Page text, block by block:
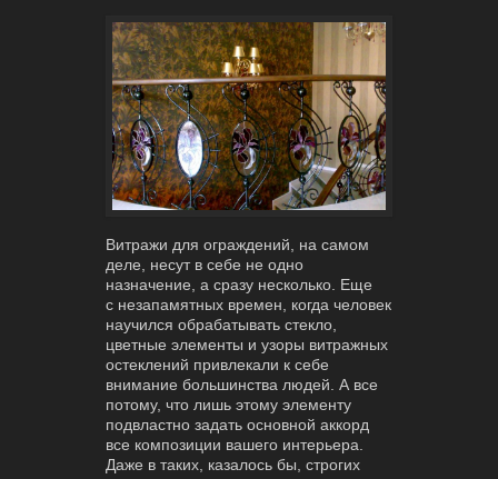
Витражи для ограждений, на самом
деле, несут в себе не одно
назначение, а сразу несколько. Еще
с незапамятных времен, когда человек
научился обрабатывать стекло,
цветные элементы и узоры витражных
остеклений привлекали к себе
внимание большинства людей. А все
потому, что лишь этому элементу
подвластно задать основной аккорд
все композиции вашего интерьера.
Даже в таких, казалось бы, строгих